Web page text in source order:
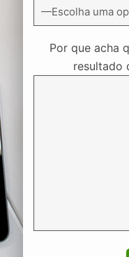
Por que acha
resultado